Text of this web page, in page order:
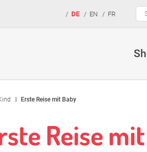
DE EN FR
Erste Reise mit Baby
Reise